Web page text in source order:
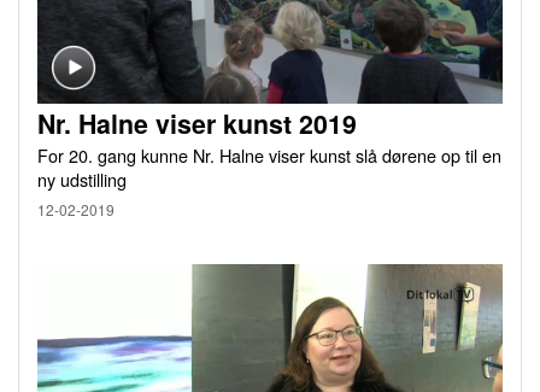
Nr. Halne viser kunst 2019
For 20. gang kunne Nr. Halne viser kunst slå dørene op til en
ny udstilling
12-02-2019